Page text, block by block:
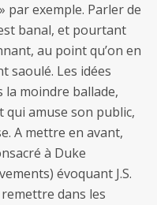
par exemple. Parler de
banal, et pourtant
au point qu’on en
saoulé. Les idées
la moindre ballade,
qui amuse son public,
A mettre en avant,
à Duke
évoquant J.S.
dans les